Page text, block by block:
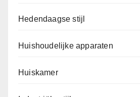
Hedendaagse stijl
Huishoudelijke apparaten
Huiskamer